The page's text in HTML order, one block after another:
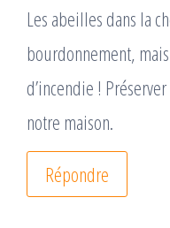
Les abeilles dans la
bourdonnement,
d’incendie !
notre maison.
Répondre